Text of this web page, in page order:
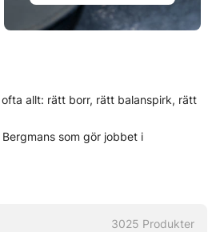
allt: rätt borr, rätt balanspirk, rätt
som gör jobbet i
3025 Produkter